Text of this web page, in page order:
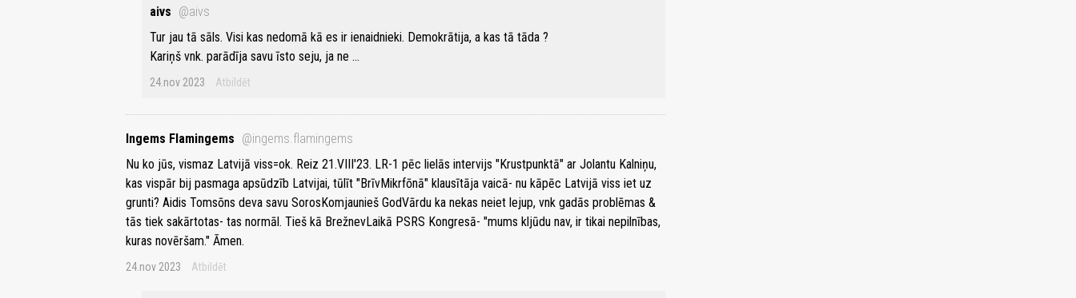
aivs @aivs
Tur jau tā sāls. Visi kas nedomā kā es ir ienaidnieki. Demokrātija, a kas tā tāda ?
Kariņš vnk. parādīja savu īsto seju, ja ne ...
24.nov 2023 Atbildēt
Ingems Flamingems @ingems.flamingems
Nu ko jūs, vismaz Latvijā viss=ok. Reiz 21.VIII'23. LR-1 pēc lielās intervijs "Krustpunktā" ar Jolantu Kalniņu,
kas vispār bij pasmaga apsūdzīb Latvijai, tūlīt "BrīvMikrfōnā" klausītāja vaicā- nu kāpēc Latvijā viss iet uz
grunti? Aidis Tomsōns deva savu SorosKomjaunieš GodVārdu ka nekas neiet lejup, vnk gadās problēmas &
tās tiek sakārtotas- tas normāl. Tieš kā BrežnevLaikā PSRS Kongresā- "mums kljūdu nav, ir tikai nepilnības,
kuras novēršam." Āmen.
24.nov 2023 Atbildēt